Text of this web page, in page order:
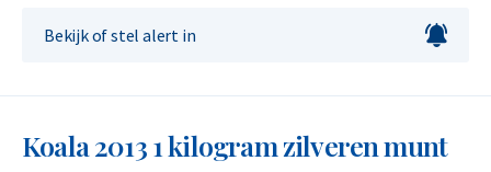
Bekijk of stel alert in
Koala 2013 1 kilogram zilveren munt